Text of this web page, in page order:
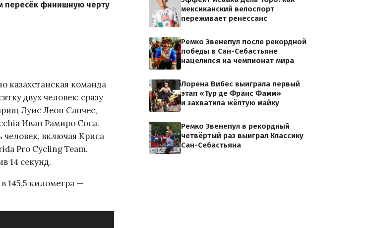
пересёк финишную черту
казахстанская команда
двух человек: сразу
Луис Леон Санчес,
Иван Рамиро Соса.
включая Криса
Pro Cycling Team.
14 секунд.
145,5 километра —
мексиканский велоспорт
переживает ренессанс
Ремко Эвенепул после рекордной
победы в Сан-Себастьяне
нацелился на чемпионат мира
Лорена Вибес выиграла первый
этап «Тур де Франс Фамм»
и захватила жёлтую майку
Ремко Эвенепул в рекордный
четвёртый раз выиграл Классику
Сан-Себастьяна